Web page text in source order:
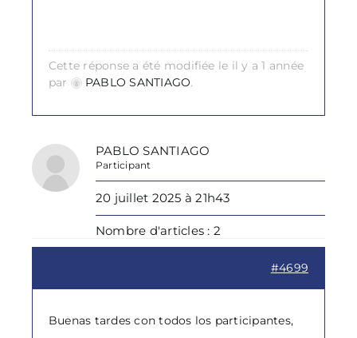
Cette réponse a été modifiée le il y a 1 année
par
PABLO SANTIAGO.
PABLO SANTIAGO
Participant
20 juillet 2025 à 21h43
Nombre d'articles : 2
#4699
Buenas tardes con todos los participantes,